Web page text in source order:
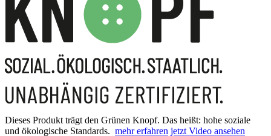
Dieses Produkt trägt den Grünen Knopf. Das heißt: hohe soziale
und ökologische Standards. mehr erfahren jetzt Video ansehen